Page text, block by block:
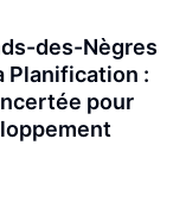
des-Nègres
Planification :
pour